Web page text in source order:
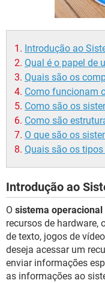
Introdução ao
Qual é o papel de
Quais são os
Como funcionam
Como são os
Como são
O que são os
Quais são os
Introdução ao
O sistema operacional
recursos de hardware,
de texto, jogos de
deseja acessar um
enviar informações
as informações ao